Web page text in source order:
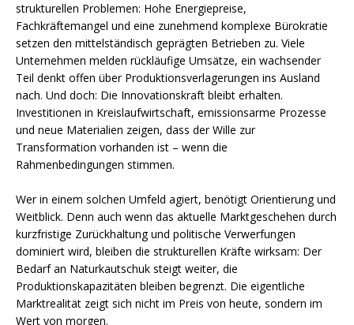
strukturellen Problemen: Hohe Energiepreise,
Fachkräftemangel und eine zunehmend komplexe Bürokratie
setzen den mittelständisch geprägten Betrieben zu. Viele
Unternehmen melden rückläufige Umsätze, ein wachsender
Teil denkt offen über Produktionsverlagerungen ins Ausland
nach. Und doch: Die Innovationskraft bleibt erhalten.
Investitionen in Kreislaufwirtschaft, emissionsarme Prozesse
und neue Materialien zeigen, dass der Wille zur
Transformation vorhanden ist – wenn die
Rahmenbedingungen stimmen.
Wer in einem solchen Umfeld agiert, benötigt Orientierung und
Weitblick. Denn auch wenn das aktuelle Marktgeschehen durch
kurzfristige Zurückhaltung und politische Verwerfungen
dominiert wird, bleiben die strukturellen Kräfte wirksam: Der
Bedarf an Naturkautschuk steigt weiter, die
Produktionskapazitäten bleiben begrenzt. Die eigentliche
Marktrealität zeigt sich nicht im Preis von heute, sondern im
Wert von morgen.